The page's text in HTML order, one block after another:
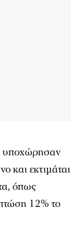
υποχώρησαν
και εκτιμάται
όπως
12% το